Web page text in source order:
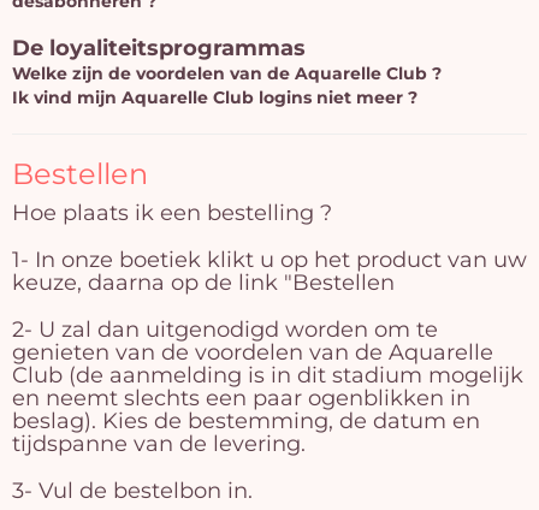
De loyaliteitsprogrammas
Welke zijn de voordelen van de Aquarelle Club ?
Ik vind mijn Aquarelle Club logins niet meer ?
Bestellen
Hoe plaats ik een bestelling ?
1- In onze boetiek klikt u op het product van uw
keuze, daarna op de link "Bestellen
2- U zal dan uitgenodigd worden om te
genieten van de voordelen van de Aquarelle
Club (de aanmelding is in dit stadium mogelijk
en neemt slechts een paar ogenblikken in
beslag). Kies de bestemming, de datum en
tijdspanne van de levering.
3- Vul de bestelbon in.